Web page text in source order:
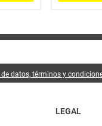
datos, términos y
LEGAL